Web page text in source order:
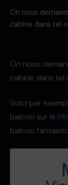
On nous
cabine dans tel
On nous
cabine dans tel
Voici par
balcon sur le
balcon